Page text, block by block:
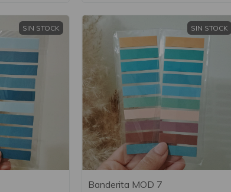
SIN STOCK SIN STOCK
Banderita MOD 7